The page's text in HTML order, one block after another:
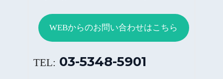
WEBからのお問い合わせはこちら
TEL: 03-5348-5901